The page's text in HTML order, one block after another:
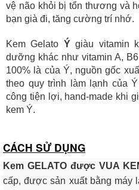
vệ não khỏi bị tổn thương và
bạn già đi, tăng cường trí nhớ.
Kem Gelato Ý giàu vitamin
dưỡng khác như vitamin A,
100% là của Ý, nguồn gốc
theo quy trình làm lạnh của
công tiện lợi, hand-made khi
kem Ý.
CÁCH SỬ DỤNG
Kem GELATO được VUA
cấp, được sản xuất bằng máy